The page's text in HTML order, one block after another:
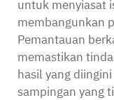
untuk menyiasat
membangunkan
Pemantauan
memastikan
hasil yang
sampingan yang